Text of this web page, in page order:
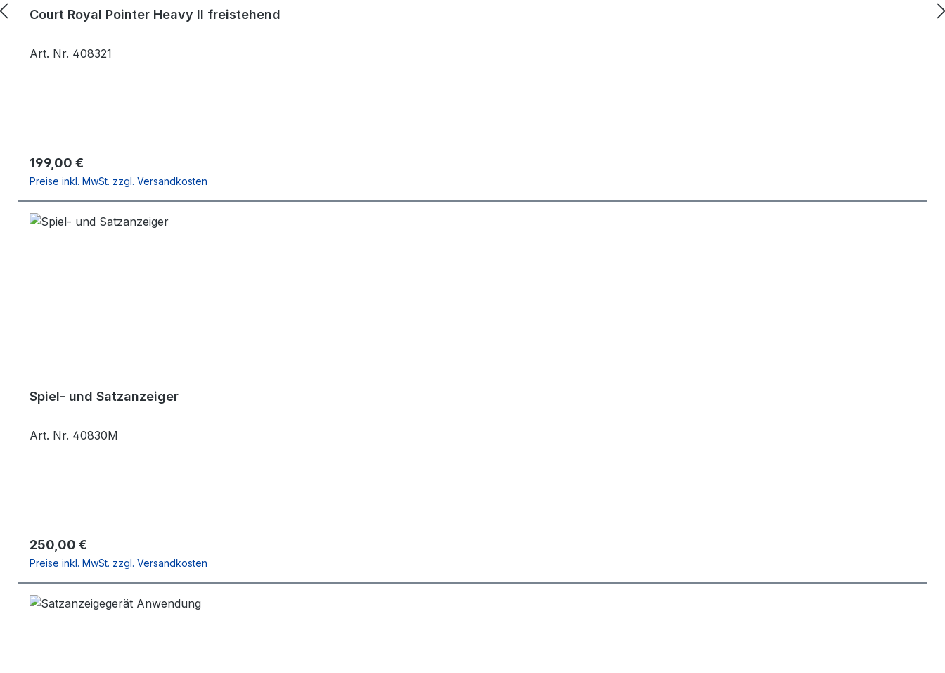
Court Royal Pointer Heavy II freistehend
Art. Nr. 408321
Regulärer Preis:
199,00 €
Preise inkl. MwSt. zzgl. Versandkosten
Spiel- und Satzanzeiger
Art. Nr. 40830M
Regulärer Preis:
250,00 €
Preise inkl. MwSt. zzgl. Versandkosten